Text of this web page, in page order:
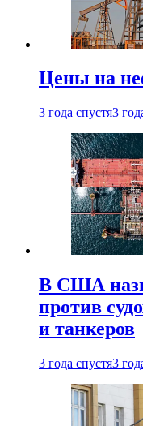
Цены на
3 года спустя3
В США
против
и танкеров
3 года спустя3